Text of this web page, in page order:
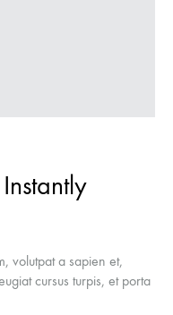
volutpat a sapien et,
cursus turpis, et porta
eleifend sit amet